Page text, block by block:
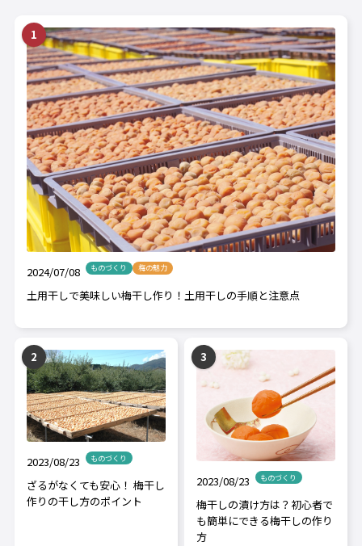
2024/07/08 ものづくり 梅の魅力
土用干しで美味しい梅干し作り！土用干しの手順と注意点
2023/08/23 ものづくり
ざるがなくても安心！ 梅干し
作りの干し方のポイント
2023/08/23 ものづくり
梅干しの漬け方は？初心者で
も簡単にできる梅干しの作り
方